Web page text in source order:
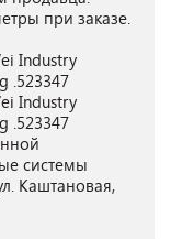
при заказе.
Industry
.523347
Industry
.523347
системы
Каштановая,